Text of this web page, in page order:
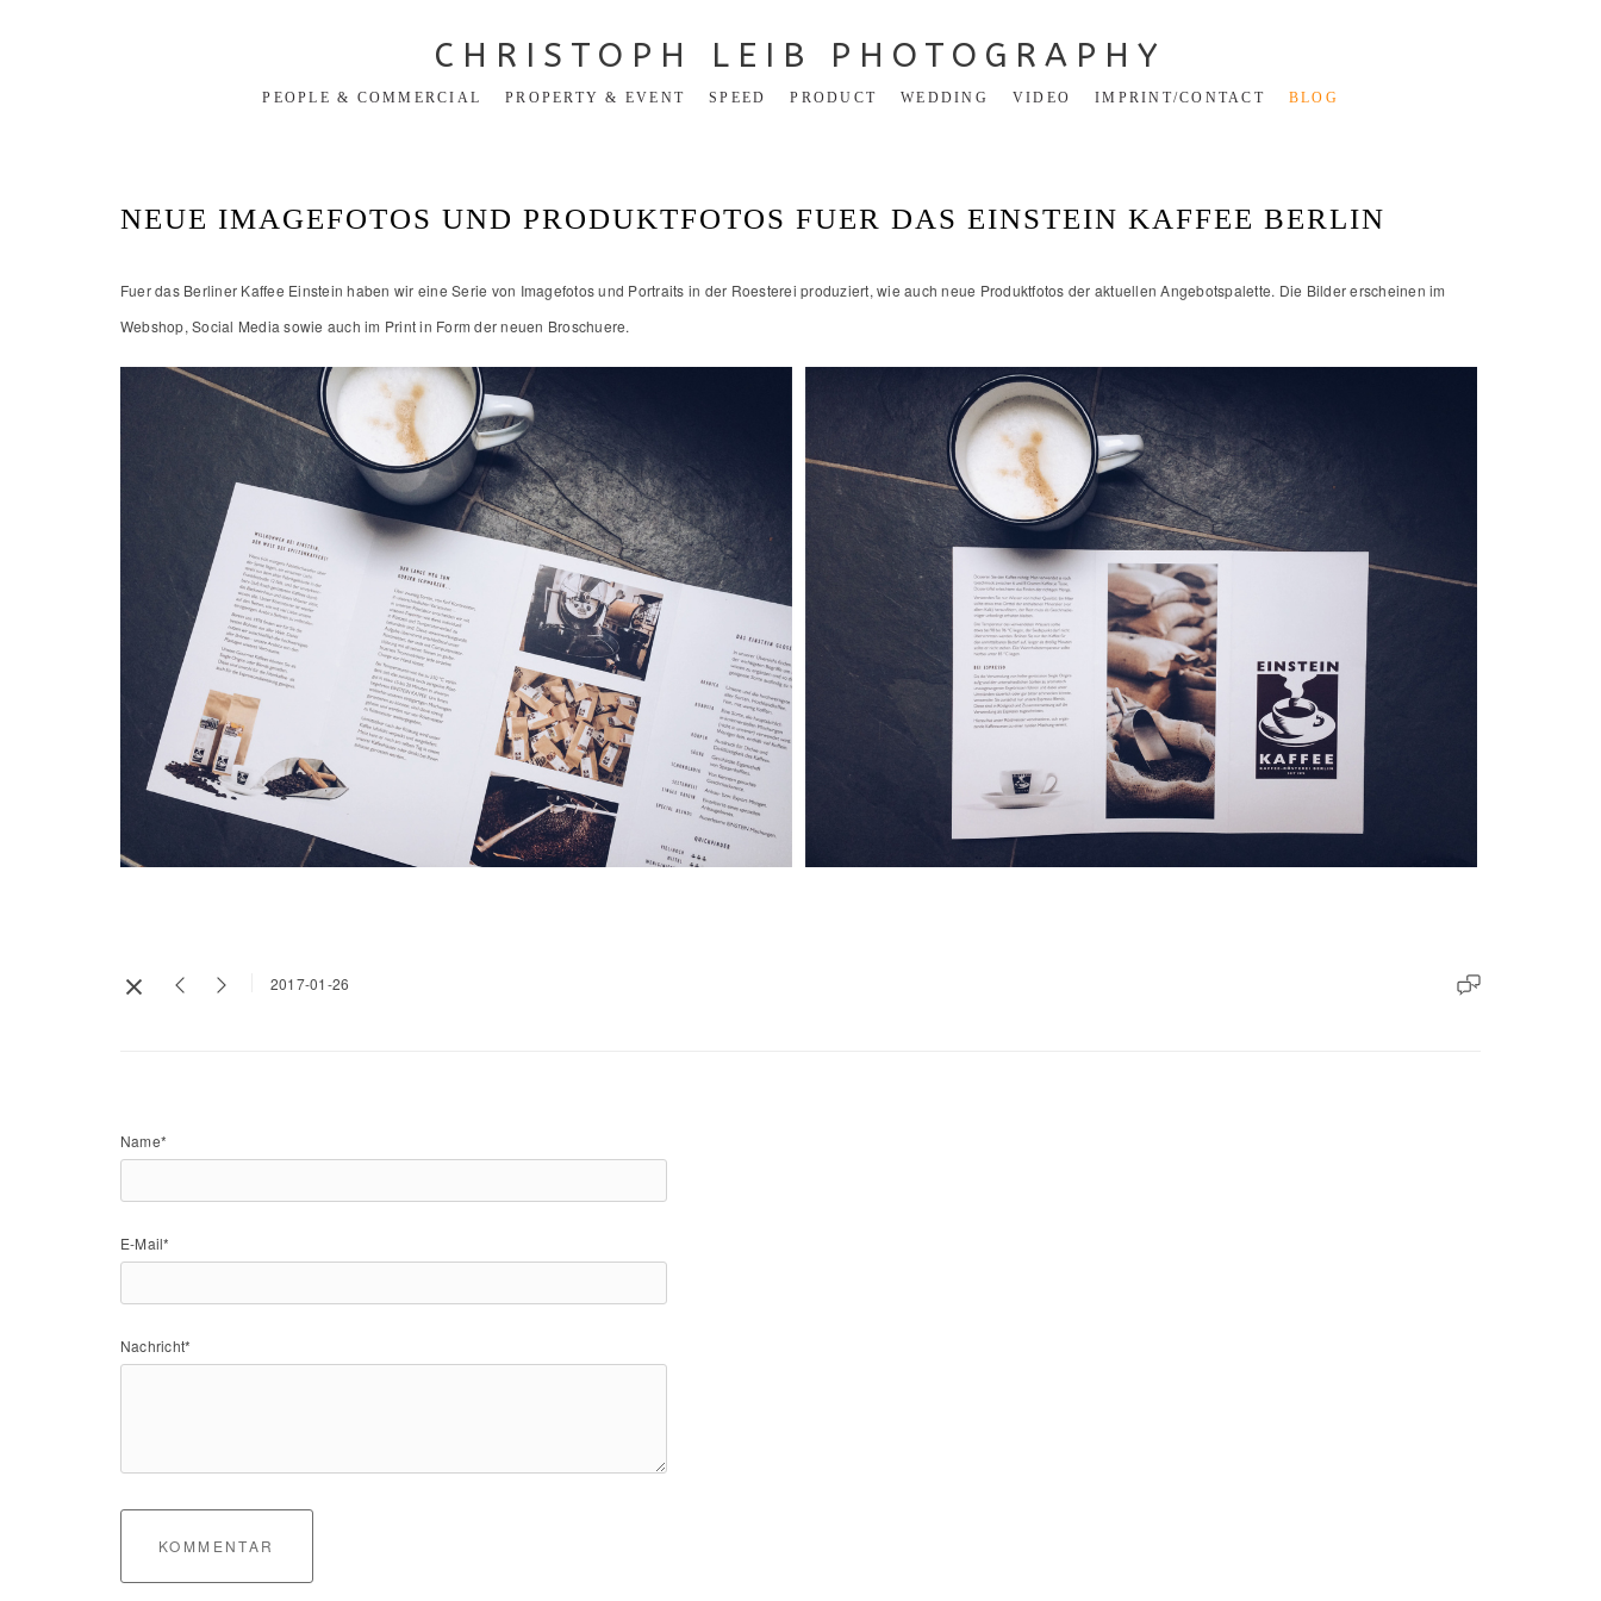
CHRISTOPH LEIB PHOTOGRAPHY
PEOPLE & COMMERCIAL PROPERTY & EVENT SPEED PRODUCT WEDDING VIDEO IMPRINT/CONTACT BLOG
NEUE IMAGEFOTOS UND PRODUKTFOTOS FUER DAS EINSTEIN KAFFEE BERLIN
Fuer das Berliner Kaffee Einstein haben wir eine Serie von Imagefotos und Portraits in der Roesterei produziert, wie auch neue Produktfotos der aktuellen Angebotspalette. Die Bilder erscheinen im
Webshop, Social Media sowie auch im Print in Form der neuen Broschuere.
2017-01-26
Name*
E-Mail*
Nachricht*
KOMMENTAR